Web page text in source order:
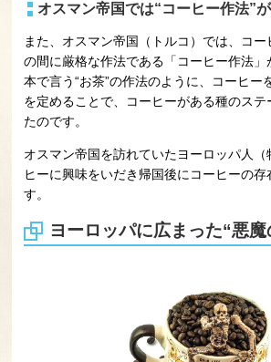
オスマン帝国では“コーヒー作法”
また、オスマン帝国（トルコ）では、コ
の間に厳格な作法である「コーヒー作法」
本で言う“お茶”の作法のように、コーヒー
を定めることで、コーヒーがある種のステ
たのです。
オスマン帝国を訪れていたヨーロッパ人（
ヒーに興味をいだき帰国後にコーヒーの存
す。
ヨーロッパに広まった“悪魔